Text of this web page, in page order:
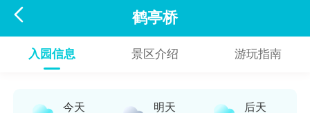
 鹤亭桥
入园信息 景区介绍 游玩指南
今天 明天 后天